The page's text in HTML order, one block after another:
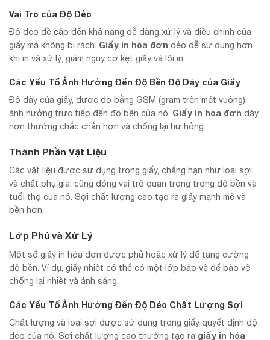
Vai Trò của Độ Dẻo
Độ dẻo đề cập đến khả năng dễ dàng xử lý và điều chỉnh của
giấy mà không bị rách. Giấy in hóa đơn dẻo dễ sử dụng hơn
khi in và xử lý, giảm nguy cơ kẹt giấy và lỗi in.
Các Yếu Tố Ảnh Hưởng Đến Độ Bền Độ Dày của Giấy
Độ dày của giấy, được đo bằng GSM (gram trên mét vuông),
ảnh hưởng trực tiếp đến độ bền của nó. Giấy in hóa đơn dày
hơn thường chắc chắn hơn và chống lại hư hỏng.
Thành Phần Vật Liệu
Các vật liệu được sử dụng trong giấy, chẳng hạn như loại sợi
và chất phụ gia, cũng đóng vai trò quan trọng trong độ bền và
tuổi thọ của nó. Sợi chất lượng cao tạo ra giấy mạnh mẽ và
bền hơn.
Lớp Phủ và Xử Lý
Một số giấy in hóa đơn được phủ hoặc xử lý để tăng cường
độ bền. Ví dụ, giấy nhiệt có thể có một lớp bảo vệ để bảo vệ
chống lại nhiệt và ánh sáng.
Các Yếu Tố Ảnh Hưởng Đến Độ Dẻo Chất Lượng Sợi
Chất lượng và loại sợi được sử dụng trong giấy quyết định độ
dẻo của nó. Sợi chất lượng cao thường tạo ra giấy in hóa